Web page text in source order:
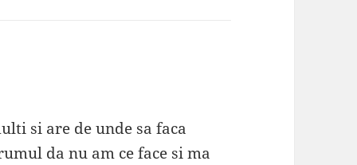
si are de unde sa faca
da nu am ce face si ma